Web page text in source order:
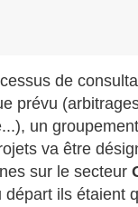
de
prévu
un
va être
sur le secteur
départ ils étaient